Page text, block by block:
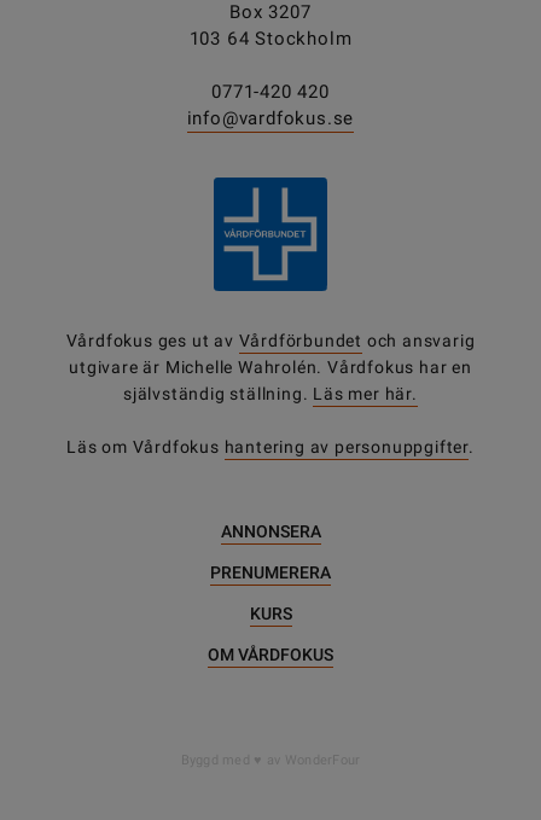
Box 3207
103 64 Stockholm
0771-420 420
info@vardfokus.se
Vårdfokus ges ut av Vårdförbundet och ansvarig
utgivare är Michelle Wahrolén. Vårdfokus har en
självständig ställning. Läs mer här.
Läs om Vårdfokus hantering av personuppgifter.
ANNONSERA
PRENUMERERA
KURS
OM VÅRDFOKUS
Byggd med av WonderFour